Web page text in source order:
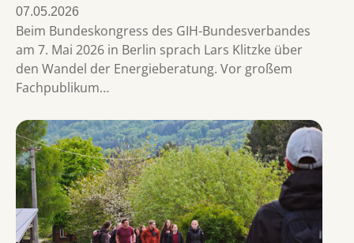
07.05.2026
Beim Bundeskongress des GIH-Bundesverbandes
am 7. Mai 2026 in Berlin sprach Lars Klitzke über
den Wandel der Energieberatung. Vor großem
Fachpublikum…